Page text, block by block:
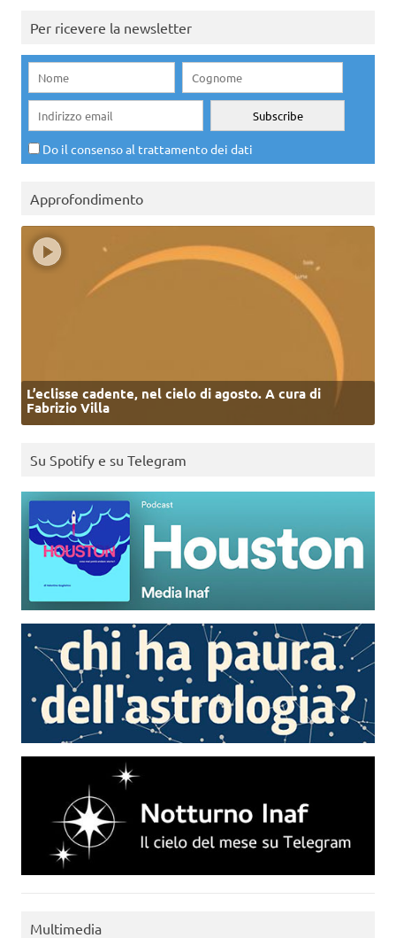
Per ricevere la newsletter
Do il consenso al trattamento dei dati
Approfondimento
L’eclisse cadente, nel cielo di agosto. A cura di
Fabrizio Villa
Su Spotify e su Telegram
Multimedia